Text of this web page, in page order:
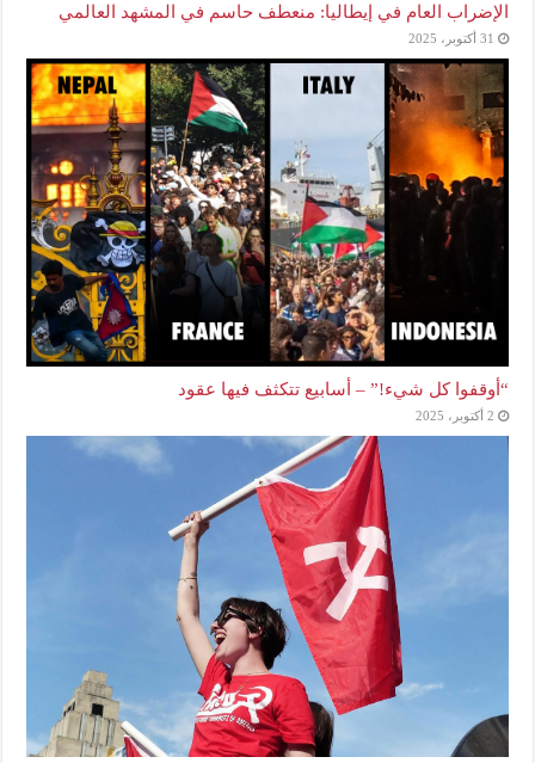
الإضراب العام في إيطاليا: منعطف حاسم في المشهد العالمي
31 أكتوبر، 2025
“أوقفوا كل شيء!” – أسابيع تتكثف فيها عقود
2 أكتوبر، 2025